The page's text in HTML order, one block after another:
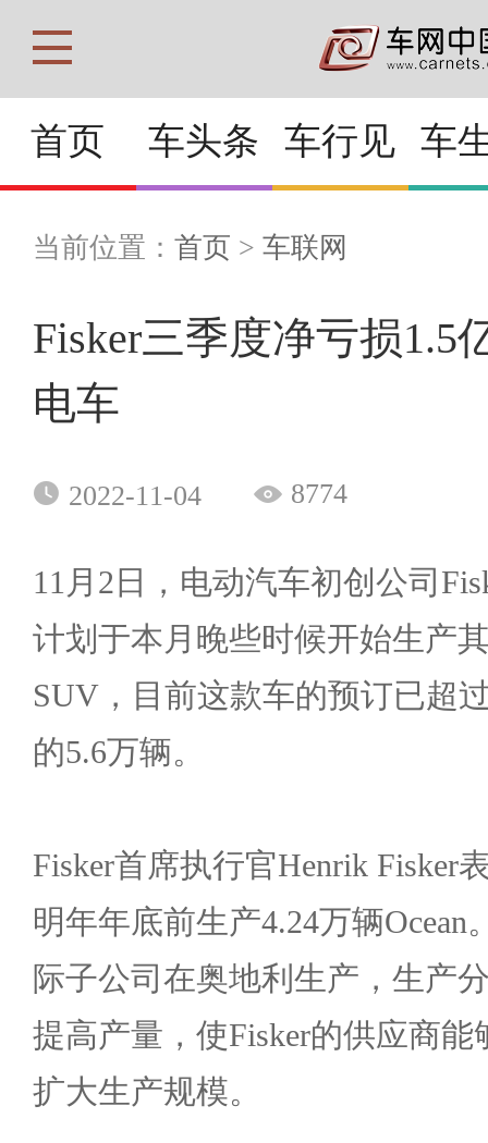
首页 车头条 车行见 车
当前位置： 首页 > 车联网
Fisker三季度净亏损1.5
电车
2022-11-04 8774
11月2日，电动汽车初创公司
计划于本月晚些时候开始生产
SUV，目前这款车的预订已超
的5.6万辆。
Fisker首席执行官Henrik Fisker
明年年底前生产4.24万辆Ocean
际子公司在奥地利生产，生产
提高产量，使Fisker的供应商
扩大生产规模。